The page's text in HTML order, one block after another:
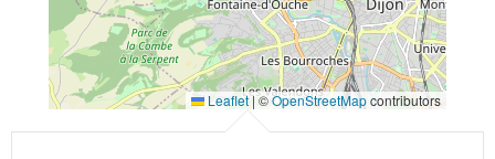
Leaflet|©OpenStreetMapcontributors